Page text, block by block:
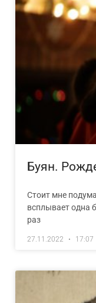
Буян.
Стоит мне
всплывает одна
раз
27.11.2022 17:07